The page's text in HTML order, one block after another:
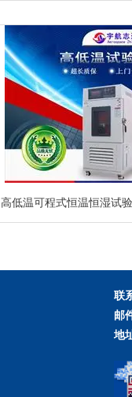
高低温可程式恒温恒湿试
联
邮
地